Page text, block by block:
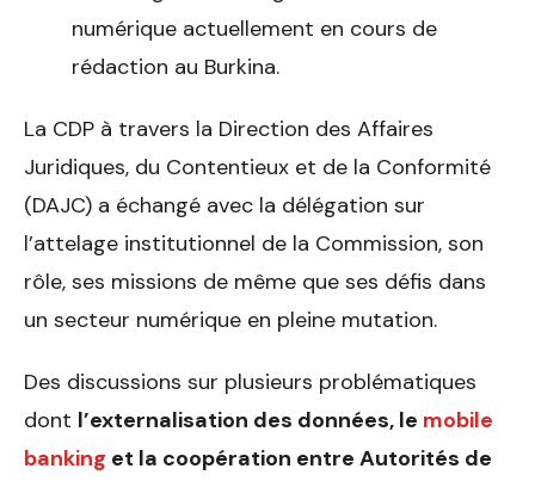
numérique actuellement en cours de
rédaction au Burkina.
La CDP à travers la Direction des Affaires
Juridiques, du Contentieux et de la Conformité
(DAJC) a échangé avec la délégation sur
l’attelage institutionnel de la Commission, son
rôle, ses missions de même que ses défis dans
un secteur numérique en pleine mutation.
Des discussions sur plusieurs problématiques
dont l’externalisation des données, le mobile
banking et la coopération entre Autorités de